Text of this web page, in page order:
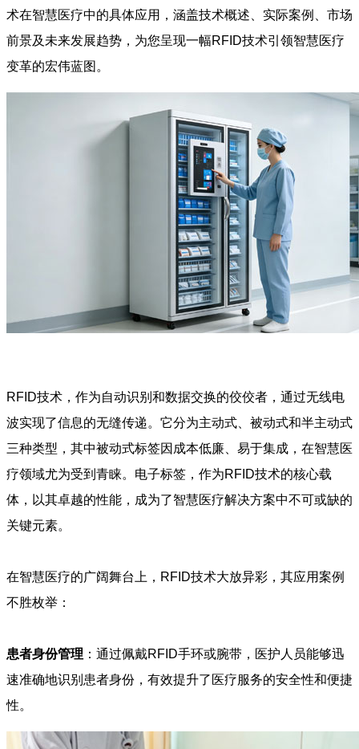
术在智慧医疗中的具体应用，涵盖技术概述、实际案例、市场
前景及未来发展趋势，为您呈现一幅RFID技术引领智慧医疗
变革的宏伟蓝图。
RFID技术，作为自动识别和数据交换的佼佼者，通过无线电
波实现了信息的无缝传递。它分为主动式、被动式和半主动式
三种类型，其中被动式标签因成本低廉、易于集成，在智慧医
疗领域尤为受到青睐。电子标签，作为RFID技术的核心载
体，以其卓越的性能，成为了智慧医疗解决方案中不可或缺的
关键元素。
在智慧医疗的广阔舞台上，RFID技术大放异彩，其应用案例
不胜枚举：
患者身份管理 ：通过佩戴RFID手环或腕带，医护人员能够迅
速准确地识别患者身份，有效提升了医疗服务的安全性和便捷
性。